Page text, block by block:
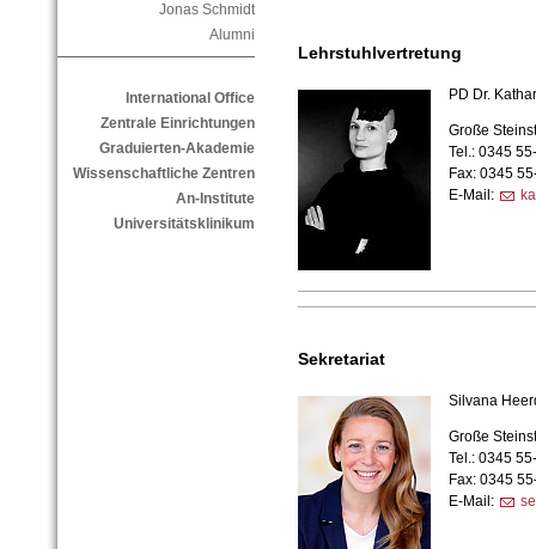
Jonas Schmidt
Alumni
International Office
Zentrale Einrichtungen
Graduierten-Akademie
Wissenschaftliche Zentren
An-Institute
Universitätsklinikum
Lehrstuhlvertretung
PD Dr.
Große
Tel.: 0345
Fax: 0345
E-Mail:
Sekretariat
Silvana
Große
Tel.: 0345
Fax: 0345
E-Mail: